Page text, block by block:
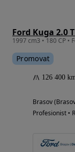
Ford Kuga 2.0
1997 cm3 • 180 CP •
Promovat
126 400
Brasov
Profesionist •